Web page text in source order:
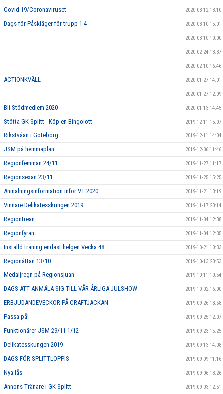
Covid-19/Coronaviruset 2020-03-12 13:10
Dags för Påskläger för trupp 1-4 2020-03-10 15:01
2020-03-10 10:00
2020-02-24 13:37
2020-02-10 16:46
ACTIONKVÄLL 2020-01-27 14:01
2020-01-27 12:09
Bli Stödmedlem 2020 2020-01-13 14:45
Stötta GK Splitt - Köp en Bingolott 2019-12-11 15:07
Rikstvåan i Göteborg 2019-12-11 14:04
JSM på hemmaplan 2019-12-06 11:46
Regionfemman 24/11 2019-11-27 11:17
Regionsexan 23/11 2019-11-25 15:25
Anmälningsinformation inför VT 2020 2019-11-21 13:19
Vinnare Delikatesskungen 2019 2019-11-17 20:14
Regiontrean 2019-11-04 12:38
Regionfyran 2019-11-04 12:35
Inställd träning endast helgen Vecka 48 2019-10-21 10:33
Regionåttan 13/10 2019-10-13 20:53
Medaljregn på Regionsjuan 2019-10-11 10:54
DAGS ATT ANMÄLA SIG TILL VÅR ÅRLIGA JULSHOW 2019-10-02 16:00
ERBJUDANDEVECKOR PÅ CRAFTJACKAN 2019-09-26 13:58
Passa på! 2019-09-25 12:07
Funktionärer JSM 29/11-1/12 2019-09-23 15:25
Delikatesskungen 2019 2019-09-13 14:08
DAGS FÖR SPLITTLOPPIS 2019-09-09 11:16
Nya lås 2019-09-06 13:26
Annons Tränare i GK Splitt 2019-09-03 12:51